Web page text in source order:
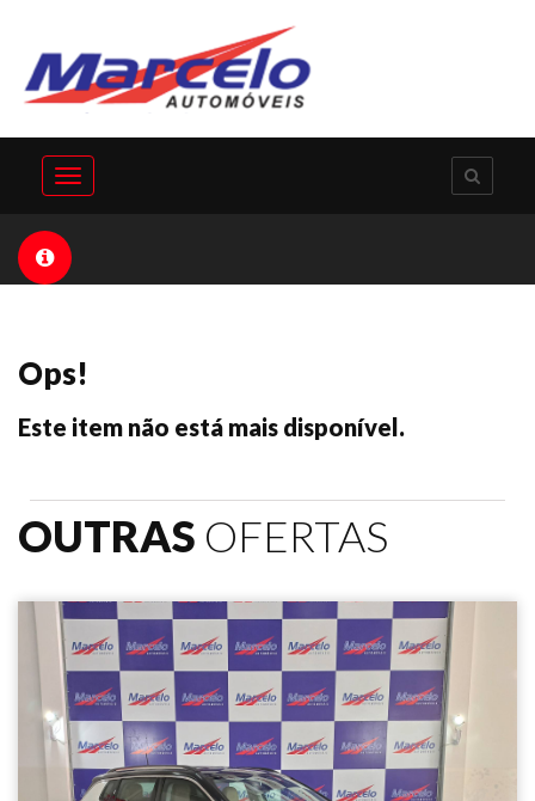
Toggle
navigation
Ops!
Este item não está mais disponível.
OUTRAS OFERTAS